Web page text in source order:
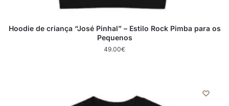
Hoodie de criança “José Pinhal” – Estilo Rock Pimba para os
Pequenos
49.00€